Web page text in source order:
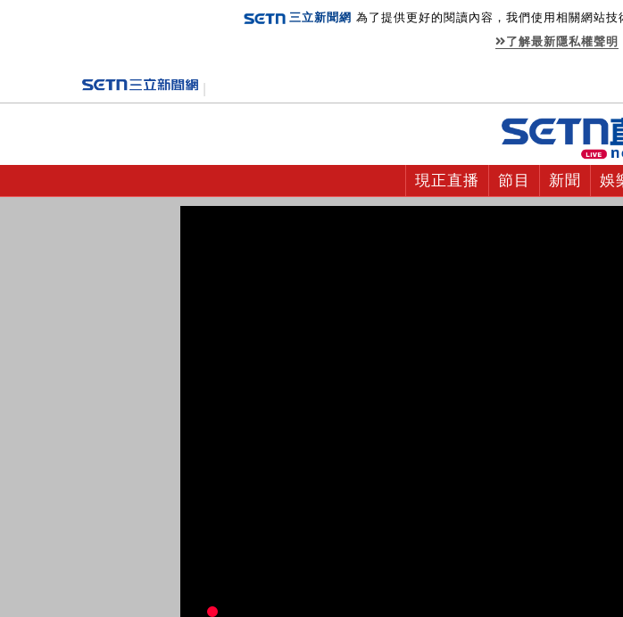
三立新聞網 為了提供更好的閱讀內容，我們使用相關網站
了解最新隱私權聲明
現正直播 節目 新聞 娛